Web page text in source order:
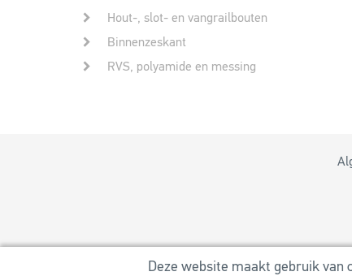
Deze website maakt gebruik van
Hout-, slot- en vangrailbouten
Binnenzeskant
RVS, polyamide en messing